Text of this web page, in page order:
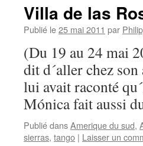
Villa de las
Publié le25 mai 2011 par
(Du 19 au 24 mai
dit d´aller chez
lui avait raconté
Mónica fait aussi
Publié dansAmerique du sud,
sierras, tango | Laisser un